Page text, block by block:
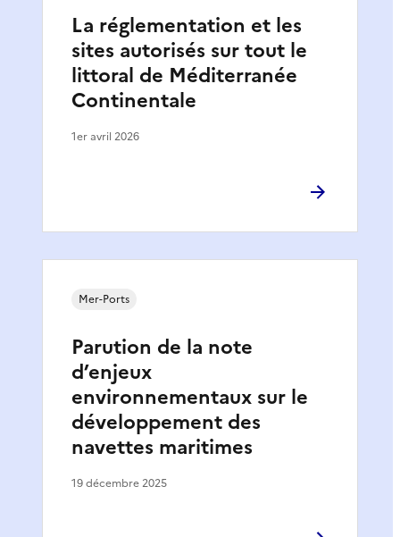
La réglementation et les
sites autorisés sur tout le
littoral de Méditerranée
Continentale
1er avril 2026
Parution de la note
d’enjeux
environnementaux sur le
développement des
navettes maritimes
Mer-Ports
19 décembre 2025